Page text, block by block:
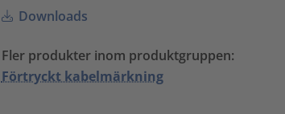
Downloads
Fler produkter inom produktgruppen:
Förtryckt kabelmärkning